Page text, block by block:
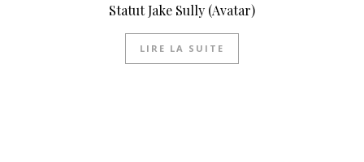
Statut Jake Sully (Avatar)
LIRE LA SUITE